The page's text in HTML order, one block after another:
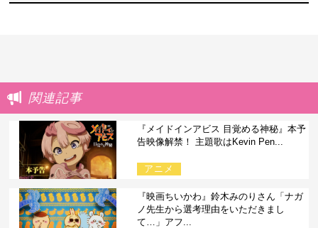
関連記事
『メイドインアビス 目覚める神秘』本予
告映像解禁！ 主題歌はKevin Pen...
アニメ
『映画ちいかわ』鈴木みのりさん「ナガ
ノ先生から選考理由をいただきまし
て…」アフ...